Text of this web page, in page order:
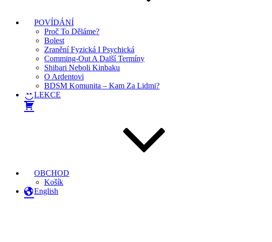
POVÍDÁNÍ
Proč To Děláme?
Bolest
Zranění Fyzická I Psychická
Comming-Out A Další Termíny
Shibari Neboli Kinbaku
O Ardentovi
BDSM Komunita – Kam Za Lidmi?
LEKCE
OBCHOD
Košík
English